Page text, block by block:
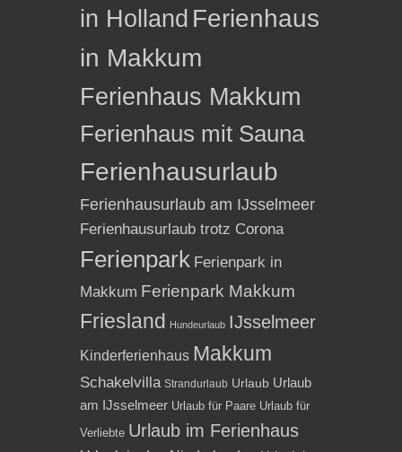
in Holland Ferienhaus
in Makkum
Ferienhaus Makkum
Ferienhaus mit Sauna
Ferienhausurlaub
Ferienhausurlaub am IJsselmeer
Ferienhausurlaub trotz Corona
Ferienpark Ferienpark in
Makkum Ferienpark Makkum
Friesland Hundeurlaub IJsselmeer
Kinderferienhaus Makkum
Schakelvilla Strandurlaub Urlaub Urlaub
am IJsselmeer Urlaub für Paare Urlaub für
Verliebte Urlaub im Ferienhaus